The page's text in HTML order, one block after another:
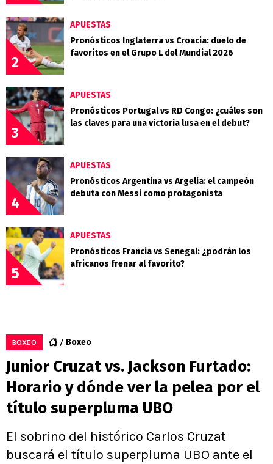
2
APUESTAS
Pronósticos Inglaterra vs Croacia: duelo de
favoritos en el Grupo L del Mundial 2026
3
APUESTAS
Pronósticos Portugal vs RD Congo: ¿cuáles son
las claves para una victoria lusa en el debut?
4
APUESTAS
Pronósticos Argentina vs Argelia: el campeón
debuta con Messi como protagonista
5
APUESTAS
Pronósticos Francia vs Senegal: ¿podrán los
africanos frenar al favorito?
BOXEO Boxeo
Junior Cruzat vs. Jackson Furtado:
Horario y dónde ver la pelea por el
título superpluma UBO
El sobrino del histórico Carlos Cruzat
buscará el título superpluma UBO ante el